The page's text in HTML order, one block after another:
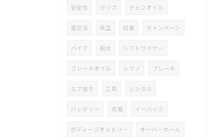
安全性 グリス チェンオイル
道交法 改正 試乗 キャンペーン
バイク 脱水 シフトワイヤー
ブレーキオイル シマノ ブレーキ
エア抜き 工具 レンタル
バッテリー 充電 イーバイク
ボディージオメトリー オーバーホール